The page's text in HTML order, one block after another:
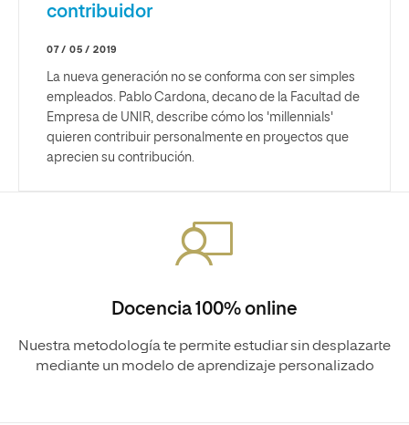
contribuidor
07 / 05 / 2019
La nueva generación no se conforma con ser simples
empleados. Pablo Cardona, decano de la Facultad de
Empresa de UNIR, describe cómo los 'millennials'
quieren contribuir personalmente en proyectos que
aprecien su contribución.
Docencia 100% online
Nuestra metodología te permite estudiar sin desplazarte
mediante un modelo de aprendizaje personalizado